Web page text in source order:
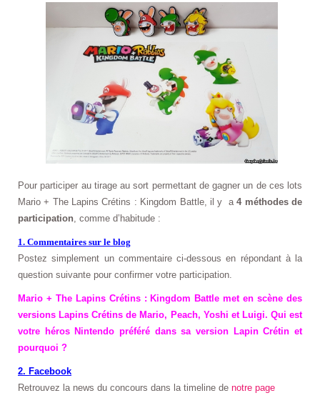
Pour participer au tirage au sort permettant de gagner un de ces lots
Mario + The Lapins Crétins : Kingdom Battle, il y a4 méthodes de
participation, comme d’habitude :
1. Commentaires sur le blog
Postez simplement un commentaire ci-dessous en répondant à la
question suivante pour confirmer votre participation.
Mario + The Lapins Crétins : Kingdom Battle met en scène des
versions Lapins Crétins de Mario, Peach, Yoshi et Luigi. Qui est
votre héros Nintendo préféré dans sa version Lapin Crétin et
pourquoi ?
2. Facebook
Retrouvez la news du concours dans la timeline de notre page